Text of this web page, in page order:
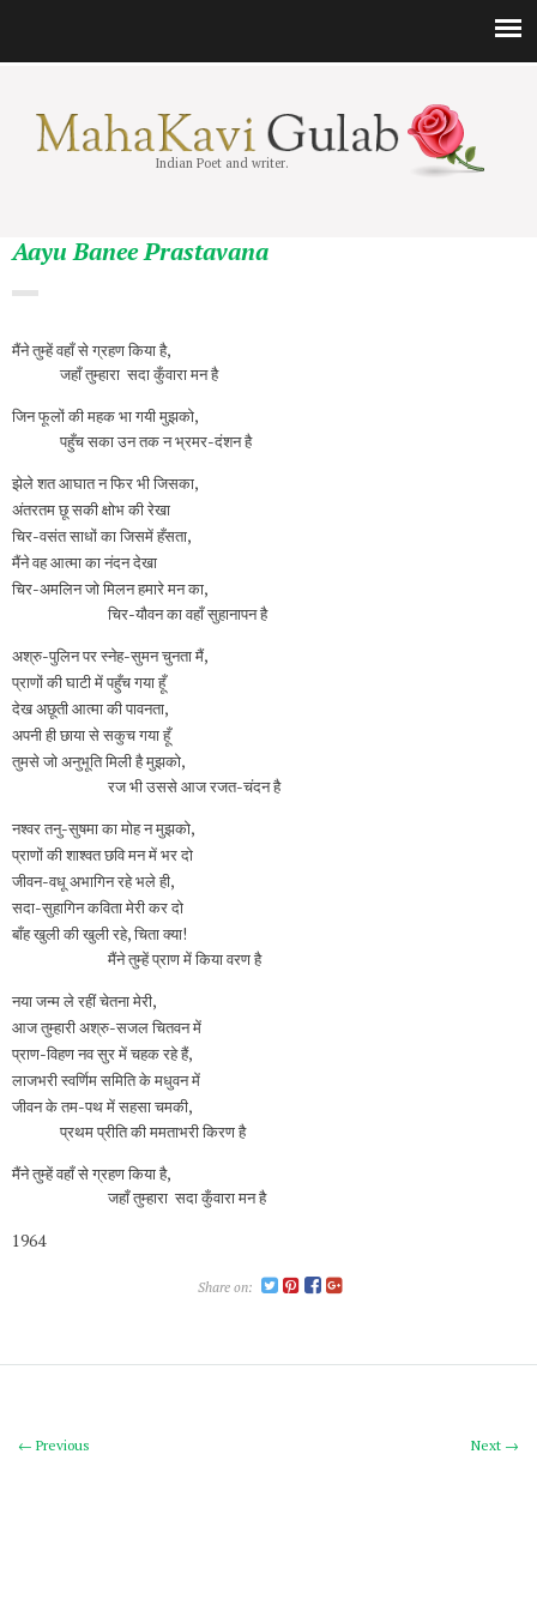
Indian Poet and writer.
Aayu Banee Prastavana
मैंने तुम्हें वहाँ से ग्रहण किया है,
जहाँ तुम्हारा सदा कुँवारा मन है
जिन फूलों की महक भा गयी मुझको,
पहुँच सका उन तक न भ्रमर-दंशन है
झेले शत आघात न फिर भी जिसका,
अंतरतम छू सकी क्षोभ की रेखा
चिर-वसंत साधों का जिसमें हँसता,
मैंने वह आत्मा का नंदन देखा
चिर-अमलिन जो मिलन हमारे मन का,
चिर-यौवन का वहाँ सुहानापन है
अश्रु-पुलिन पर स्नेह-सुमन चुनता मैं,
प्राणों की घाटी में पहुँच गया हूँ
देख अछूती आत्मा की पावनता,
अपनी ही छाया से सकुच गया हूँ
तुमसे जो अनुभूति मिली है मुझको,
रज भी उससे आज रजत-चंदन है
नश्वर तनु-सुषमा का मोह न मुझको,
प्राणों की शाश्वत छवि मन में भर दो
जीवन-वधू अभागिन रहे भले ही,
सदा-सुहागिन कविता मेरी कर दो
बाँह खुली की खुली रहे, चिता क्‍या!
मैंने तुम्हें प्राण में किया वरण है
नया जन्म ले रहीं चेतना मेरी,
आज तुम्हारी अश्रु-सजल चितवन में
प्राण-विहण नव सुर में चहक रहे हैं,
लाजभरी स्वर्णिम समिति के मधुवन में
जीवन के तम-पथ में सहसा चमकी,
प्रथम प्रीति की ममताभरी किरण है
मैंने तुम्हें वहाँ से ग्रहण किया है,
जहाँ तुम्हारा सदा कुँवारा मन है
1964
Share on:
Next →
← Previous